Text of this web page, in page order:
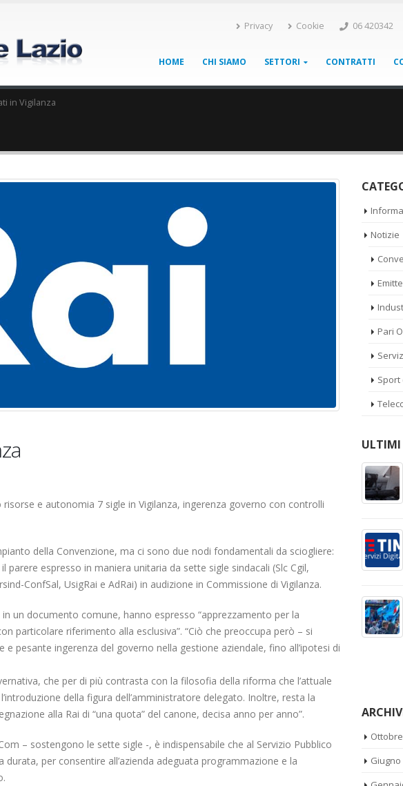
Privacy Cookie 06 420342
HOME CHI SIAMO SETTORI CONTRATTI
in Vigilanza
e autonomia 7 sigle in Vigilanza, ingerenza governo con controlli
della Convenzione, ma ci sono due nodi fondamentali da sciogliere:
parere espresso in maniera unitaria da sette sigle sindacali (Slc Cgil,
ConfSal, UsigRai e AdRai) in audizione in Commissione di Vigilanza.
un documento comune, hanno espresso “apprezzamento per la
particolare riferimento alla esclusiva”. “Ciò che preoccupa però – si
pesante ingerenza del governo nella gestione aziendale, fino all’ipotesi di
che per di più contrasta con la filosofia della riforma che l’attuale
della figura dell’amministratore delegato. Inoltre, resta la
alla Rai di “una quota” del canone, decisa anno per anno”.
– sostengono le sette sigle -, è indispensabile che al Servizio Pubblico
per consentire all’azienda adeguata programmazione e la
Notizie
Pari
Sport
ULTIMI
16 Giugno 2022
Convenzione Armonia
Centro Estetico
20 Gennaio 2022
22 Ottobre 2022
Digitali
13 Ottobre 2022
scorporo della rete
21 Giugno 2022
Ottobre